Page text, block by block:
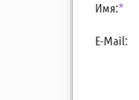
Имя:*
E-Mail: